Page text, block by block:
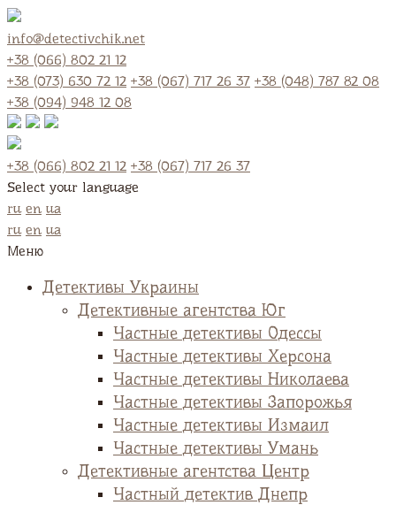
info@detectivchik.net
+38 (066) 802 21 12
+38 (073) 630 72 12 +38 (067) 717 26 37 +38 (048) 787 82 08
+38 (094) 948 12 08
+38 (066) 802 21 12 +38 (067) 717 26 37
Select your language
ru en ua
ru en ua
Меню
Детективы Украины
Детективные агентства Юг
Частные детективы Одессы
Частные детективы Херсона
Частные детективы Николаева
Частные детективы Запорожья
Частные детективы Измаил
Частные детективы Умань
Детективные агентства Центр
Частный детектив Днепр